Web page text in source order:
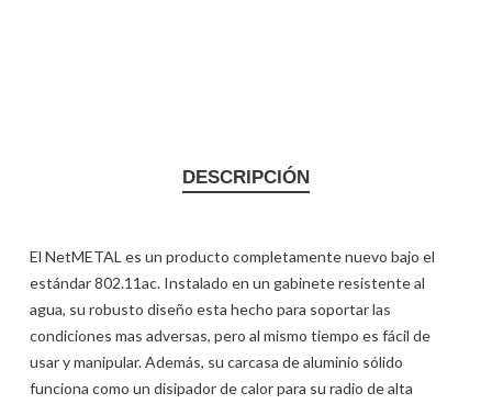
DESCRIPCIÓN
El NetMETAL es un producto completamente nuevo bajo el
estándar 802.11ac. Instalado en un gabinete resistente al
agua, su robusto diseño esta hecho para soportar las
condiciones mas adversas, pero al mismo tiempo es fácil de
usar y manipular. Además, su carcasa de aluminio sólido
funciona como un disipador de calor para su radio de alta